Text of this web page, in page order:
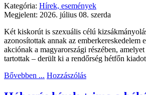
Kategória: Hírek, események
Megjelent: 2026. július 08. szerda
Két kiskorút is szexuális célú
azonosítottak annak az emberkereskedelem
akciónak a magyarországi részében,
tartottak – derült ki a rendőrség hétfőn
Bővebben ... Hozzászólás